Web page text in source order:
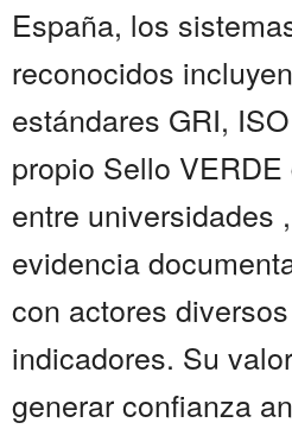
España, los
reconocidos
estándares GRI,
propio Sello
entre universidades
evidencia
con actores
indicadores. Su
generar confianza